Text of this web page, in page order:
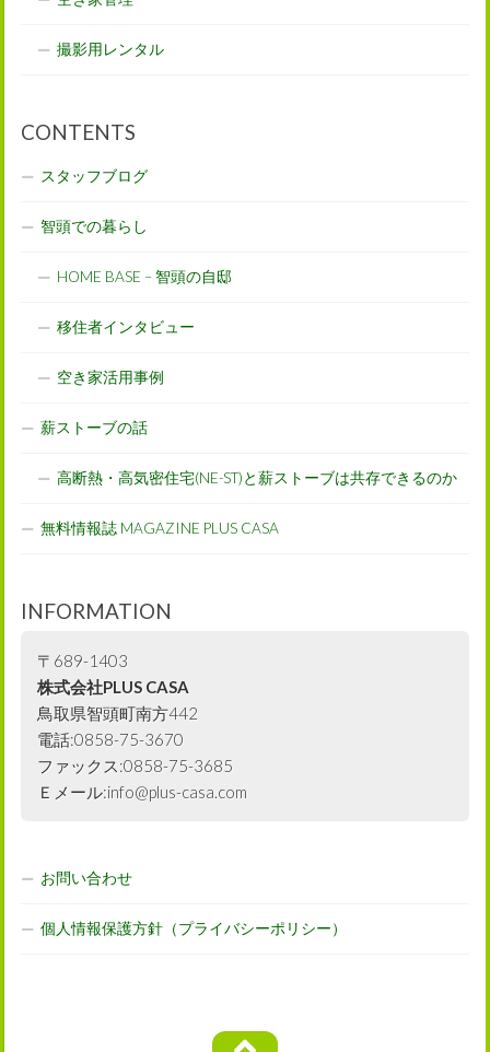
撮影用レンタル
CONTENTS
スタッフブログ
智頭での暮らし
HOME BASE – 智頭の自邸
移住者インタビュー
空き家活用事例
薪ストーブの話
高断熱・高気密住宅(NE-ST)と薪ストーブは共存できるのか
無料情報誌 MAGAZINE PLUS CASA
INFORMATION
〒689-1403
株式会社PLUS CASA
鳥取県智頭町南方442
電話:0858-75-3670
ファックス:0858-75-3685
Ｅメール:info@plus-casa.com
お問い合わせ
個人情報保護方針（プライバシーポリシー）